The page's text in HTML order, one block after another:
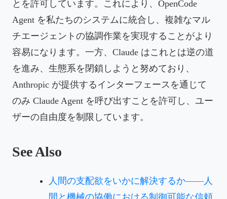
とを許可しています。これにより、OpenCode
Agent を私たちのシステムに統合し、複雑なマル
チエージェントの協調作業を実現することがより
容易になります。一方、Claude はこれとは逆の道
を進み、生態系を閉鎖しようと努めており、
Anthropic が提供するインターフェースを通じて
のみ Claude Agent を呼び出すことを許可し、ユー
ザーの自由度を制限しています。
See Also
人間の支配欲をいかに解決するか——人
間と機械の協働における制御可能な信頼